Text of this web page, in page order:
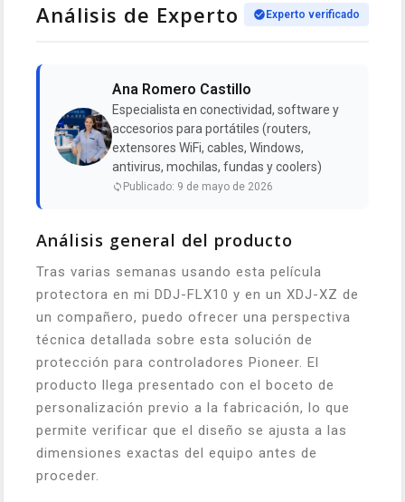
Análisis de Experto Experto verificado
Ana Romero Castillo
Especialista en conectividad, software y
accesorios para portátiles (routers,
extensores WiFi, cables, Windows,
antivirus, mochilas, fundas y coolers)
Publicado: 9 de mayo de 2026
Análisis general del producto
Tras varias semanas usando esta película
protectora en mi DDJ-FLX10 y en un XDJ-XZ de
un compañero, puedo ofrecer una perspectiva
técnica detallada sobre esta solución de
protección para controladores Pioneer. El
producto llega presentado con el boceto de
personalización previo a la fabricación, lo que
permite verificar que el diseño se ajusta a las
dimensiones exactas del equipo antes de
proceder.